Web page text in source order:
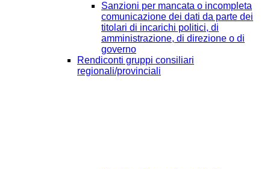
Sanzioni per mancata o incompleta
comunicazione dei dati da parte dei
titolari di incarichi politici, di
amministrazione, di direzione o di
governo
Rendiconti gruppi consiliari
regionali/provinciali